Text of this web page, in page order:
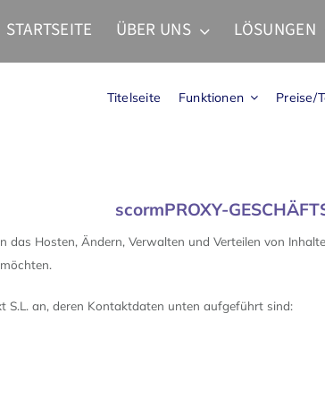
STARTSEITE ÜBER UNS LÖSUNGEN
Titelseite Funktionen Preise/
scormPROXY-
das Hosten, Ändern, Verwalten und Verteilen von
S.L. an, deren Kontaktdaten unten aufgeführt sind: